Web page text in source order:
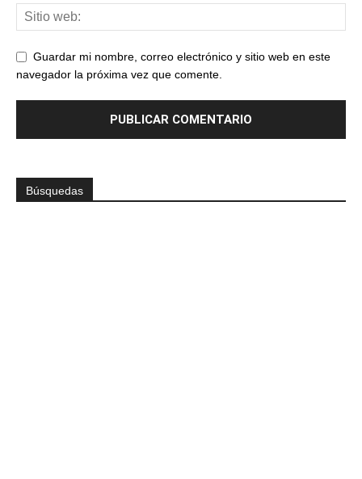
Guardar mi nombre, correo electrónico y sitio web en este
navegador la próxima vez que comente.
Búsquedas